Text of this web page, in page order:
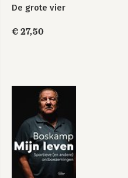
De grote vier
€ 27,50